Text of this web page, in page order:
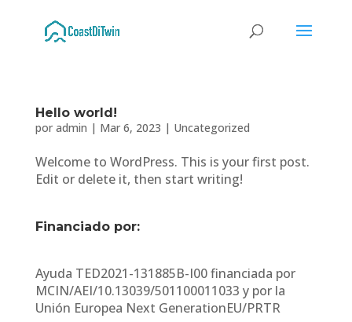
Hello world!
por admin | Mar 6, 2023 | Uncategorized
Welcome to WordPress. This is your first post.
Edit or delete it, then start writing!
Financiado por:
Ayuda TED2021-131885B-I00 financiada por
MCIN/AEI/10.13039/501100011033 y por la
Unión Europea Next GenerationEU/PRTR